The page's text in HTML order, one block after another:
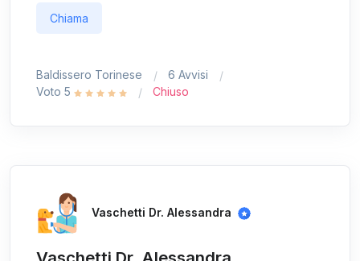
Chiama
Baldissero Torinese
6 Avvisi
Voto 5
Chiuso
Vaschetti Dr. Alessandra
Vaschetti Dr. Alessandra